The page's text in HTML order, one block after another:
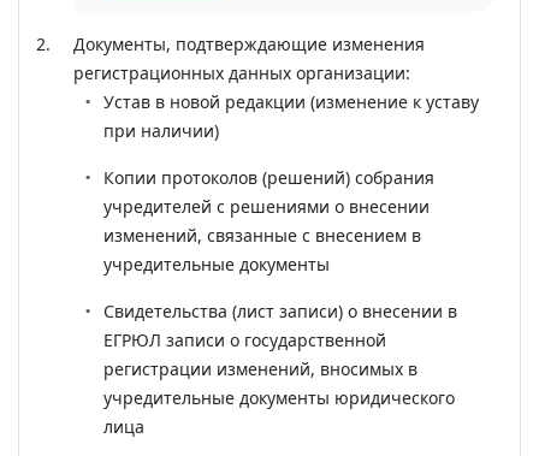
Документы, подтверждающие изменения
регистрационных данных организации:
Устав в новой редакции (изменение к уставу
при наличии)
Копии протоколов (решений) собрания
учредителей с решениями о внесении
изменений, связанные с внесением в
учредительные документы
Свидетельства (лист записи) о внесении в
ЕГРЮЛ записи о государственной
регистрации изменений, вносимых в
учредительные документы юридического
лица